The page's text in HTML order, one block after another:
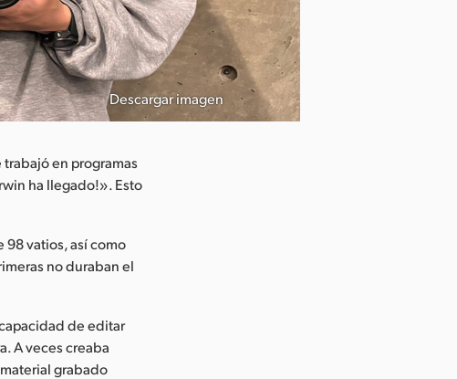
Descargar imagen
en programas
ha llegado!». Esto
98 vatios, así como
no duraban el
de editar
A veces creaba
grabado